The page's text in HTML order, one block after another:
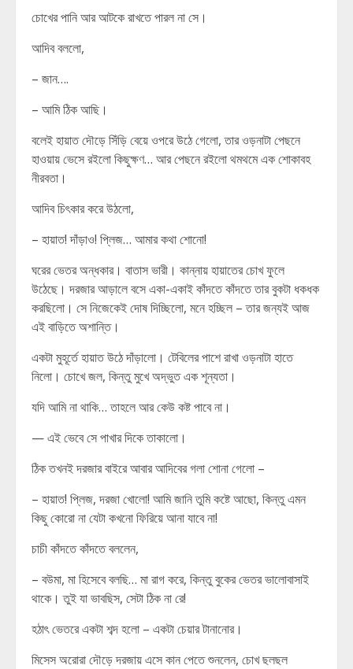
চোখের পানি আর আটকে রাখতে পারল না সে।
আদিব বললো,
– জান….
– আমি ঠিক আছি।
বলেই হায়াত দৌড়ে সিঁড়ি বেয়ে ওপরে উঠে গেলো, তার ওড়নাটা পেছনে
হাওয়ায় ভেসে রইলো কিছুক্ষণ… আর পেছনে রইলো থমথমে এক শোকাবহ
নীরবতা।
আদিব চিৎকার করে উঠলো,
– হায়াত! দাঁড়াও! প্লিজ… আমার কথা শোনো!
ঘরের ভেতর অন্ধকার। বাতাস ভারী। কান্নায় হায়াতের চোখ ফুলে
উঠেছে। দরজার আড়ালে বসে একা-একাই কাঁদতে কাঁদতে তার বুকটা ধকধক
করছিলো। সে নিজেকেই দোষ দিচ্ছিলো, মনে হচ্ছিল – তার জন্যই আজ
এই বাড়িতে অশান্তি।
একটা মুহূর্তে হায়াত উঠে দাঁড়ালো। টেবিলের পাশে রাখা ওড়নাটা হাতে
নিলো। চোখে জল, কিন্তু মুখে অদ্ভুত এক শূন্যতা।
যদি আমি না থাকি… তাহলে আর কেউ কষ্ট পাবে না।
— এই ভেবে সে পাখার দিকে তাকালো।
ঠিক তখনই দরজার বাইরে আবার আদিবের গলা শোনা গেলো –
– হায়াত! প্লিজ, দরজা খোলো! আমি জানি তুমি কষ্টে আছো, কিন্তু এমন
কিছু কোরো না যেটা কখনো ফিরিয়ে আনা যাবে না!
চাচী কাঁদতে কাঁদতে বললেন,
– বউমা, মা হিসেবে বলছি… মা রাগ করে, কিন্তু বুকের ভেতর ভালোবাসাই
থাকে। তুই যা ভাবছিস, সেটা ঠিক না রে!
হঠাৎ ভেতরে একটা শব্দ হলো – একটা চেয়ার টানানোর।
মিসেস অরোরা দৌড়ে দরজায় এসে কান পেতে শুনলেন, চোখ ছলছল